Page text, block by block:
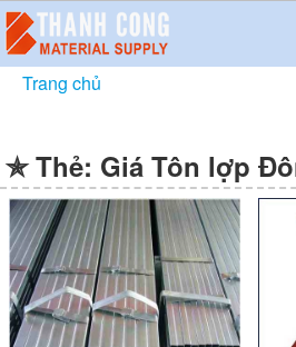
Trang chủ
✯ Thẻ: Giá Tôn lợp